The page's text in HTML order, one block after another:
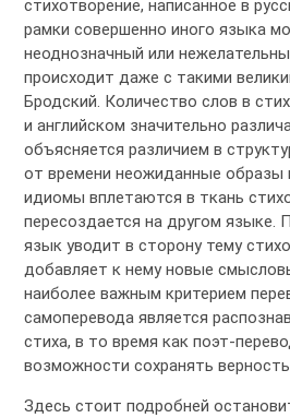
стихотворение, написанное в
рамки совершенно иного языка
неоднозначный или
происходит даже с такими
Бродский. Количество слов в
и английском значительно
объясняется различием в
от времени неожиданные образы
идиомы вплетаются в ткань
пересоздается на другом языке.
язык уводит в сторону тему
добавляет к нему новые
наиболее важным критерием
самоперевода является
стиха, в то время как поэт-
возможности сохранять
Здесь стоит подробней